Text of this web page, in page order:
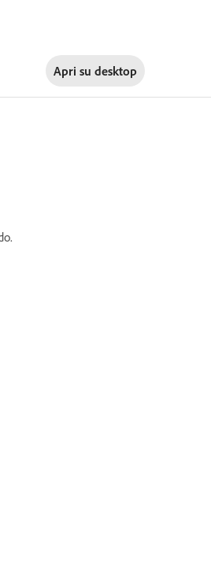
Apri su desktop